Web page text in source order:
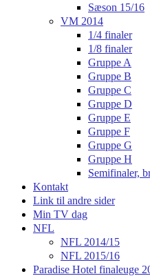
Sæson 15/16
VM 2014
1/4 finaler
1/8 finaler
Gruppe A
Gruppe B
Gruppe C
Gruppe D
Gruppe E
Gruppe F
Gruppe G
Gruppe H
Semifinaler,
Kontakt
Link til andre sider
Min TV dag
NFL
NFL 2014/15
NFL 2015/16
Paradise Hotel finaleuge